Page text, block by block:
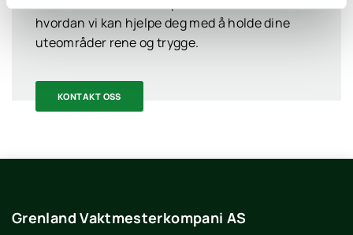
hvordan vi kan hjelpe deg med å holde dine
uteområder rene og trygge.
KONTAKT OSS
Grenland Vaktmesterkompani AS